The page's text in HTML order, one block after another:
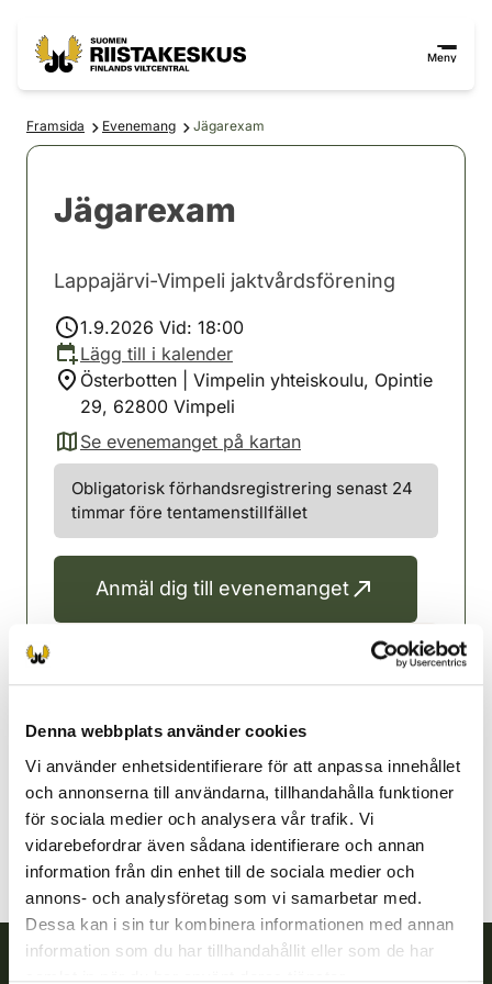
Denna webbplats använder cookies
Vi använder enhetsidentifierare för att anpassa innehållet
och annonserna till användarna, tillhandahålla funktioner
för sociala medier och analysera vår trafik. Vi
vidarebefordrar även sådana identifierare och annan
information från din enhet till de sociala medier och
annons- och analysföretag som vi samarbetar med.
Dessa kan i sin tur kombinera informationen med annan
information som du har tillhandahållit eller som de har
Meny
Framsida Evenemang Jägarexam
Jägarexam
Lappajärvi-Vimpeli jaktvårdsförening
1.9.2026 Vid: 18:00
Lägg till i kalender
Österbotten | Vimpelin yhteiskoulu, Opintie
29, 62800 Vimpeli
Se evenemanget på kartan
(avautuu uuteen välilehteen)
Obligatorisk förhandsregistrering senast 24
timmar före tentamenstillfället
Anmäl dig till evenemanget
Lappajärvi-Vimpeli jaktvårdsförening
Österbotten
lappajarvi-vimpeli@rhy.riista.fi
Jaakko Alalantela 050 5282156